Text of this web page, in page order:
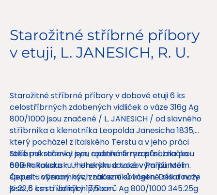
Starožitné stříbrné příbory
v etuji, L. JANESICH, R. U.
Starožitné stříbrné příbory v dobové etuji 6 ks
celostříbrných zdobených vidliček o váze 316g Ag
800/1000 jsou značené / L. JANESICH / od slavného
stříbrníka a klenotníka Leopolda Janesicha 1835,
který pocházel z italského Terstu a v jeho práci
také pokračoval syn, rodinná firma působila po
celém Rakousku - Uhersku a také v Paříži. Měli
spoustu významných zákazníků včetně císařovny
Sissi. 6 ks stříbrných příborů Ag 800/1000 345.25g
Stříbrné střenky jsou opatřené ryzostní značkou
800 Rakousko - Uherským dovozovým puncem.
Čepel - obecný kov, značeno solingen. Délka nože
je 22,5 cm a vidličky 17,5 cm.